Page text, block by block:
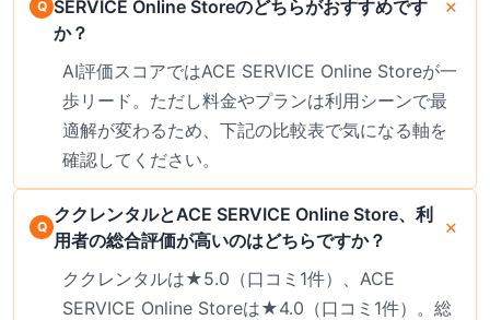
SERVICE Online Storeのどちらがおすすめです
か？
AI評価スコアではACE SERVICE Online Storeが一
歩リード。ただし料金やプランは利用シーンで最
適解が変わるため、下記の比較表で気になる軸を
確認してください。
ククレンタルとACE SERVICE Online Store、利
用者の総合評価が高いのはどちらですか？
ククレンタルは★5.0（口コミ1件）、ACE
SERVICE Online Storeは★4.0（口コミ1件）。総